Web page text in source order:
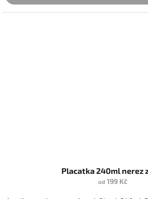
Placatka 240ml nerez
od 199 Kč